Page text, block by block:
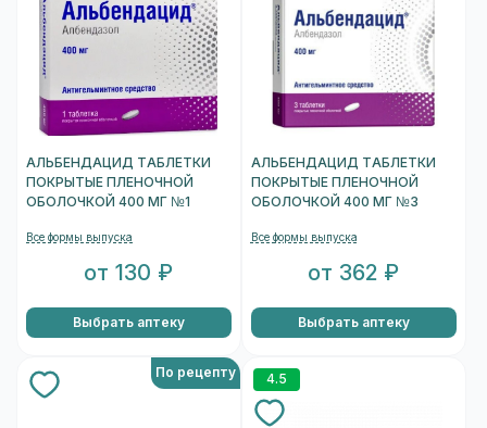
АЛЬБЕНДАЦИД ТАБЛЕТКИ
ПОКРЫТЫЕ ПЛЕНОЧНОЙ
ОБОЛОЧКОЙ 400 МГ №1
Все формы выпуска
от 130 ₽
Выбрать аптеку
АЛЬБЕНДАЦИД ТАБЛЕТКИ
ПОКРЫТЫЕ ПЛЕНОЧНОЙ
ОБОЛОЧКОЙ 400 МГ №3
Все формы выпуска
от 362 ₽
Выбрать аптеку
По рецепту 4.5